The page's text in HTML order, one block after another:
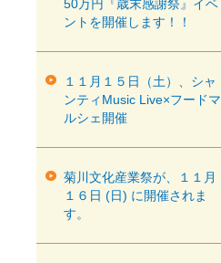
50万円『歳末感謝祭』イベ
ントを開催します！！
１１月１５日（土）、シャ
ンティMusic Live×フードマ
ルシェ開催
菊川文化産業祭が、１１月
１６日 (日) に開催されま
す。